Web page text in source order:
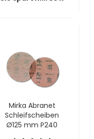
Mirka Abranet
Schleifscheiben
Ø125 mm P240